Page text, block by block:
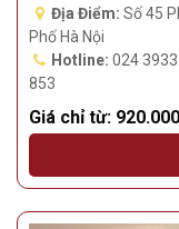
Địa Điểm: Số 45
Phố Hà Nội
Hotline: 024
853
Giá chỉ từ: